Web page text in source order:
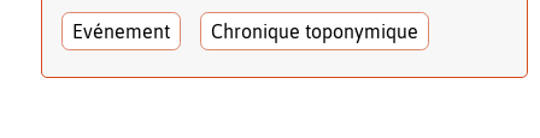
Evénement Chronique toponymique